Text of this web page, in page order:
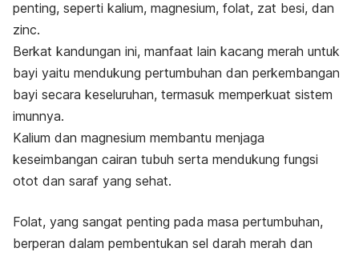
penting, seperti kalium, magnesium, folat, zat besi, dan
zinc.
Berkat kandungan ini, manfaat lain kacang merah untuk
bayi yaitu mendukung pertumbuhan dan perkembangan
bayi secara keseluruhan, termasuk memperkuat sistem
imunnya.
Kalium dan magnesium membantu menjaga
keseimbangan cairan tubuh serta mendukung fungsi
otot dan saraf yang sehat.
Folat, yang sangat penting pada masa pertumbuhan,
berperan dalam pembentukan sel darah merah dan